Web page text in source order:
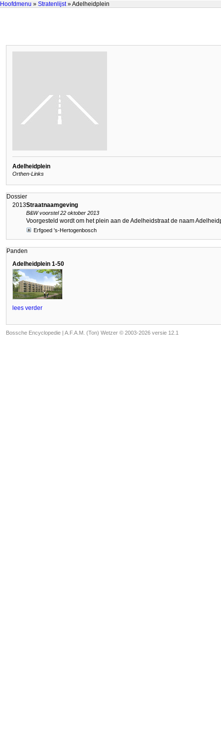
Hoofdmenu » Stratenlijst» Adelheidplein
Adelheidplein
Orthen-Links
Dossier
2013Straatnaamgeving
B&W voorstel 22 oktober 2013
Voorgesteld wordt om het plein aan de Adelheidstraat de naam
Erfgoed 's-Hertogenbosch
Panden
Adelheidplein 1-50
lees verder
Bossche Encyclopedie | A.F.A.M. (Ton) Wetzer © 2003-2026 versie 12.1